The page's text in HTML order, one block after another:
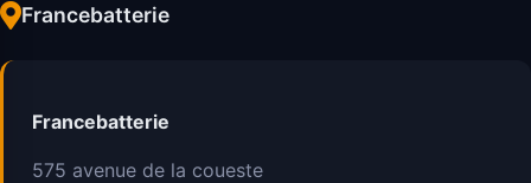
Francebatterie
Francebatterie
575 avenue de la coueste